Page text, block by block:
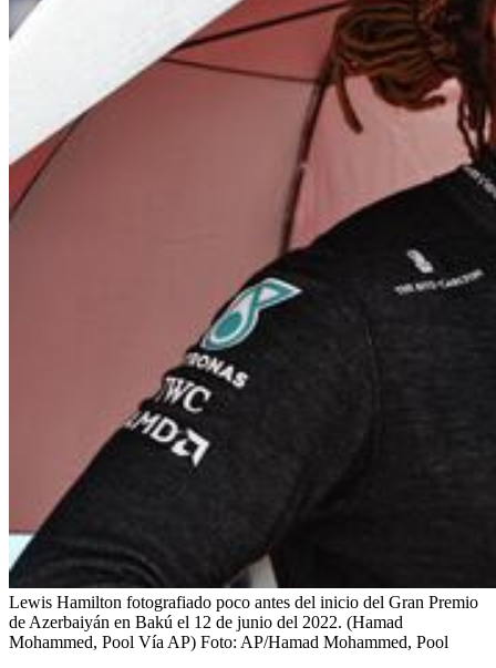
Lewis Hamilton fotografiado poco antes del inicio del Gran Premio
de Azerbaiyán en Bakú el 12 de junio del 2022. (Hamad
Mohammed, Pool Vía AP) Foto: AP/Hamad Mohammed, Pool